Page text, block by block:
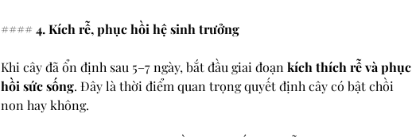
#### 4. Kích rễ, phục hồi hệ sinh trưởng
Khi cây đã ổn định sau 5–7 ngày, bắt đầu giai đoạn kích thích rễ và phục
hồi sức sống. Đây là thời điểm quan trọng quyết định cây có bật chồi
non hay không.